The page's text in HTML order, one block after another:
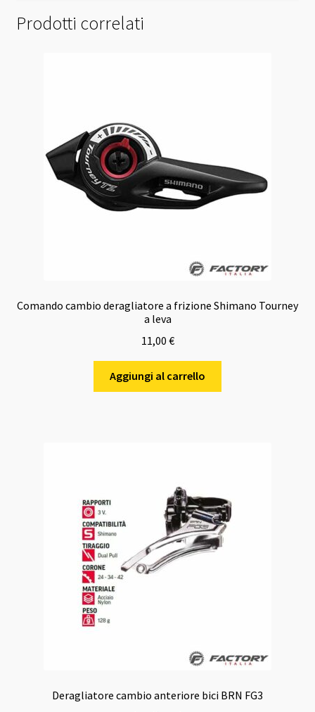
Prodotti correlati
Comando cambio deragliatore a frizione Shimano Tourney
a leva
11,00 €
Aggiungi al carrello
Deragliatore cambio anteriore bici BRN FG3